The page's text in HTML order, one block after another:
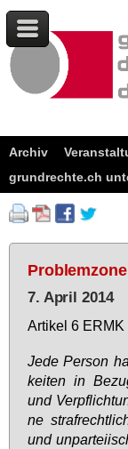
Archiv
grundrechte.ch
7. April 2014
Ar­ti­kel 6 ERMK
Je­de Per­son
kei­ten in
und
ne
und